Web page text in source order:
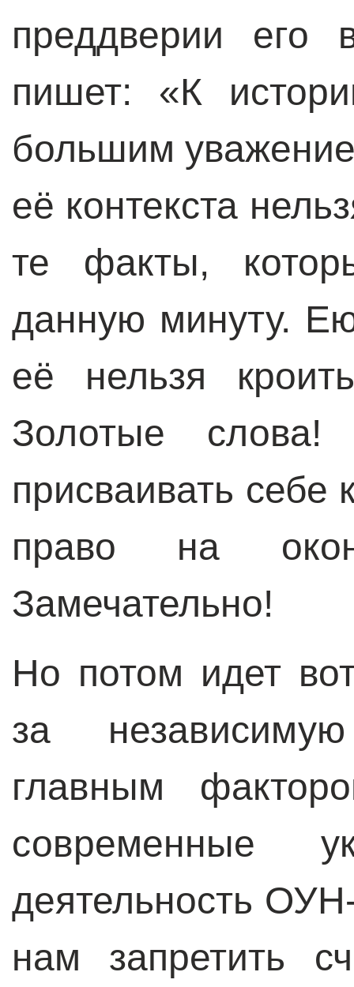
преддверии
пишет: «К
большим
её контекста
те факты,
данную минуту.
её нельзя
Золотые слова!
присваивать себе
право на
Замечательно!
Но потом идет
за
главным
современные
деятельность
нам запретить